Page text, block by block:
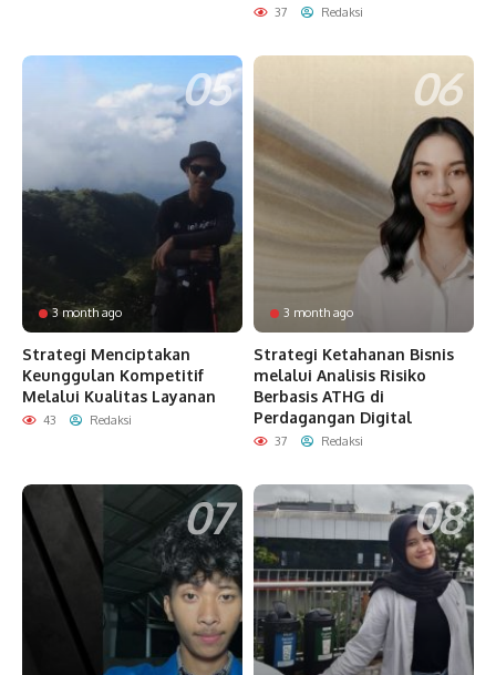
37 Redaksi
3 month ago
Strategi Menciptakan
Keunggulan Kompetitif
Melalui Kualitas Layanan
43 Redaksi
3 month ago
Strategi Ketahanan Bisnis
melalui Analisis Risiko
Berbasis ATHG di
Perdagangan Digital
37 Redaksi